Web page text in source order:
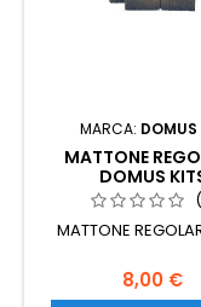
MARCA: DOMUS
MATTONE
DOMUS
MATTONE
8,00 €